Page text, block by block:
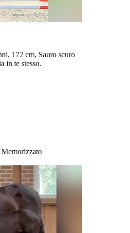
172 cm, Sauro scuro
in te stesso.
Memorizzato